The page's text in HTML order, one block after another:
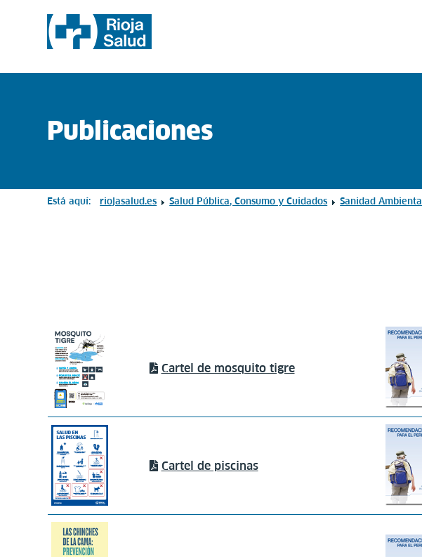
Publicaciones
Está aquí: riojasalud.es Salud Pública, Consumo y Cuidados Sanidad Ambiental
Cartel de mosquito tigre
Cartel de piscinas